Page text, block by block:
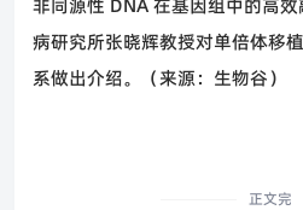
非同源性 DNA在基因组中的高
病研究所张晓辉教授对单倍体移
系做出介绍。（来源：生物谷）
正文完